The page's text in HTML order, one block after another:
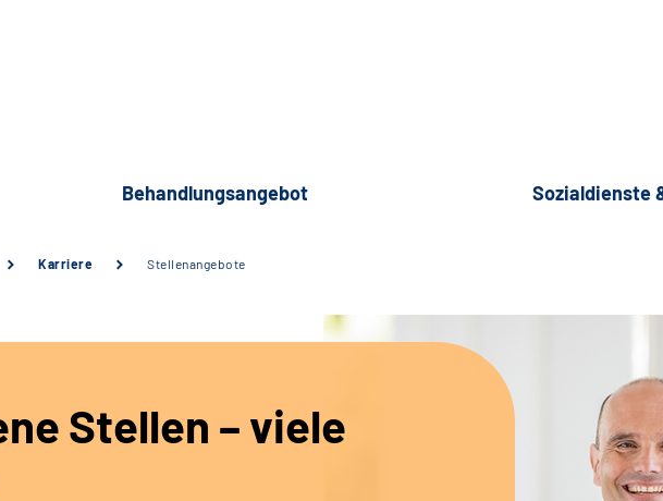
Behandlungsangebot Sozialdienste
Karriere Stellenangebote
Stellen – viele